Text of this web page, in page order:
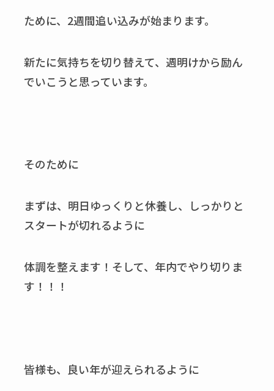
ために、2週間追い込みが始まります。
新たに気持ちを切り替えて、週明けから励ん
でいこうと思っています。
そのために
まずは、明日ゆっくりと休養し、しっかりと
スタートが切れるように
体調を整えます！そして、年内でやり切りま
す！！！
皆様も、良い年が迎えられるように